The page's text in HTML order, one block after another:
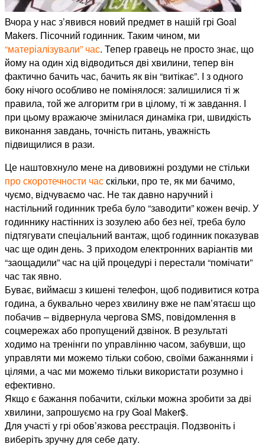
Вчора у нас з’явився новий предмет в нашій грі Goal
Makers. Пісочний годинник. Таким чином, ми
“матеріалізували” час. Тепер гравець не просто знає, що
йому на один хід відводиться дві хвилини, тепер він
фактично бачить час, бачить як він “витікає”. І з одного
боку нічого особливо не помінялося: залишилися ті ж
правила, той же алгоритм гри в цілому, ті ж завдання. І
при цьому вражаюче змінилася динаміка гри, швидкість
виконання завдань, точність питань, уважність
підвищилися в рази.
Це наштовхнуло мене на дивовижні роздуми не стільки
про скоротечности часскільки, про те, як ми бачимо,
чуємо, відчуваємо час. Не так давно наручний і
настільний годинник треба було “заводити” кожен вечір. У
годиннику настінних із зозулею або без неї, треба було
підтягувати спеціальний вантаж, щоб годинник показував
час ще один день. З приходом електронних варіантів ми
“заощадили” час на цій процедурі і перестали “помічати”
час так явно.
Буває, виймаєш з кишені телефон, щоб подивитися котра
година, а буквально через хвилину вже не пам’ятаєш що
побачив – відвернула чергова SMS, повідомлення в
соцмережах або пропущений дзвінок. В результаті
ходимо на тренінги по управлінню часом, забувши, що
управляти ми можемо тільки собою, своїми бажаннями і
цілями, а час ми можемо тільки використати розумно і
ефективно.
Якщо є бажання побачити, скільки можна зробити за дві
хвилини, запрошуємо на гру Goal Maker$.
Для участі у грі обов’язкова реєстрація. Подзвоніть і
виберіть зручну для себе дату.